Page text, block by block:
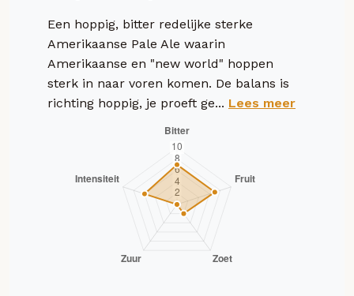
Een hoppig, bitter redelijke sterke
Amerikaanse Pale Ale waarin
Amerikaanse en "new world" hoppen
sterk in naar voren komen. De balans is
richting hoppig, je proeft ge... Lees meer